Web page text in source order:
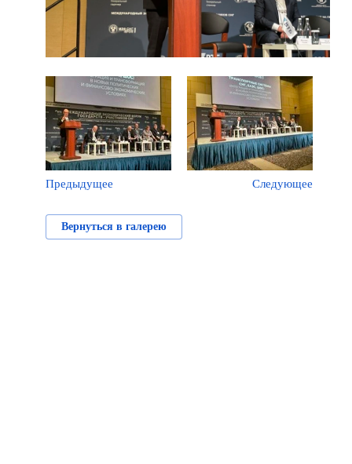
Предыдущее Следующее
Вернуться в галерею